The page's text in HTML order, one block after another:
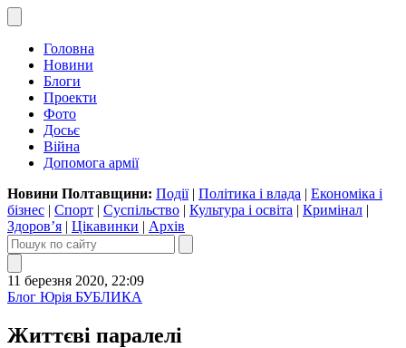
Головна
Новини
Блоги
Проекти
Фото
Досьє
Війна
Допомога армії
Новини Полтавщини: Події| Політика і влада | Економіка і
бізнес | Спорт | Суспільство | Культура і освіта | Кримінал |
Здоров’я | Цікавинки | Архів
11 березня 2020, 22:09
Блог Юрія БУБЛИКА
Життєві паралелі